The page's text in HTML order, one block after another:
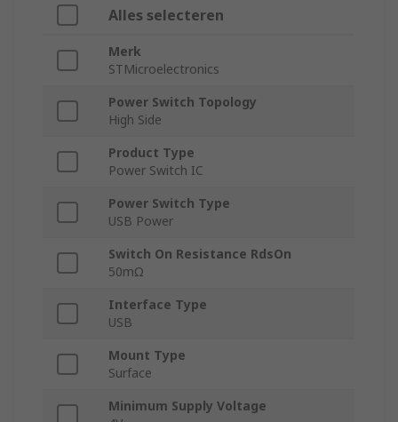
Alles selecteren
Merk
STMicroelectronics
Power Switch Topology
High Side
Product Type
Power Switch IC
Power Switch Type
USB Power
Switch On Resistance RdsOn
50mΩ
Interface Type
USB
Mount Type
Surface
Minimum Supply Voltage